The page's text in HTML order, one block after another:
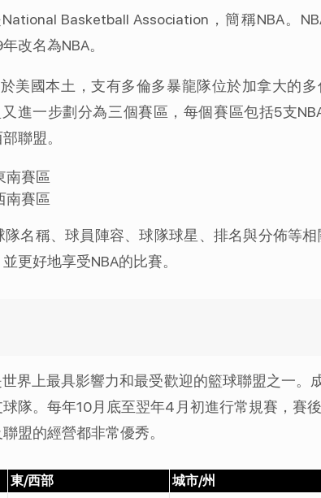
Basketball Association，簡稱NBA。
改名為NBA。
美國本土，支有多倫多暴龍隊位於加拿大的
進一步劃分為三個賽區，每個賽區包括5支
聯盟。
南賽區
南賽區
名稱、球員陣容、球隊球星、排名與分佈等
更好地享受NBA的比賽。
世界上最具影響力和最受歡迎的籃球聯盟之一
隊。每年10月底至翌年4月初進行常規賽，賽
盟的經營都非常優秀。
東/西部 城市/州